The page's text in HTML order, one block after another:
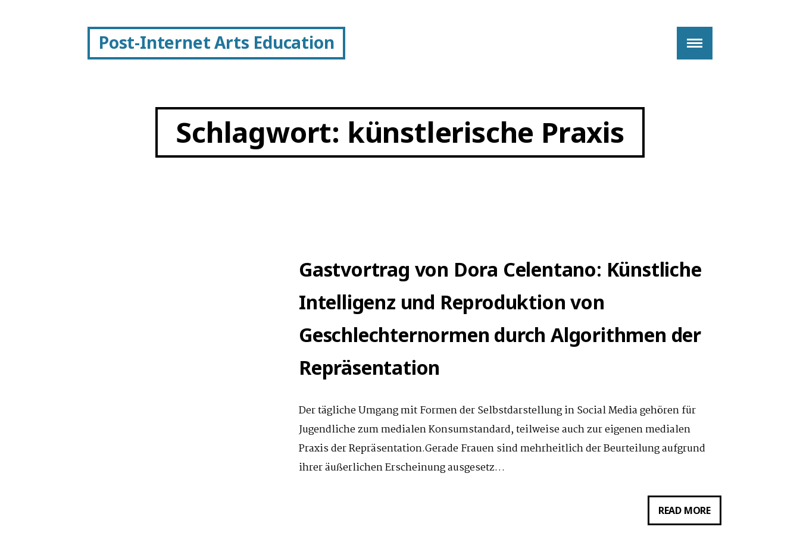
Post-Internet Arts Education
Schlagwort: künstlerische Praxis
Gastvortrag von Dora Celentano: Künstliche
Intelligenz und Reproduktion von
Geschlechternormen durch Algorithmen der
Repräsentation
Der tägliche Umgang mit Formen der Selbstdarstellung in Social Media gehören für
Jugendliche zum medialen Konsumstandard, teilweise auch zur eigenen medialen
Praxis der Repräsentation.Gerade Frauen sind mehrheitlich der Beurteilung aufgrund
ihrer äußerlichen Erscheinung ausgesetz…
READ MOREGASTVORTRAG
VON